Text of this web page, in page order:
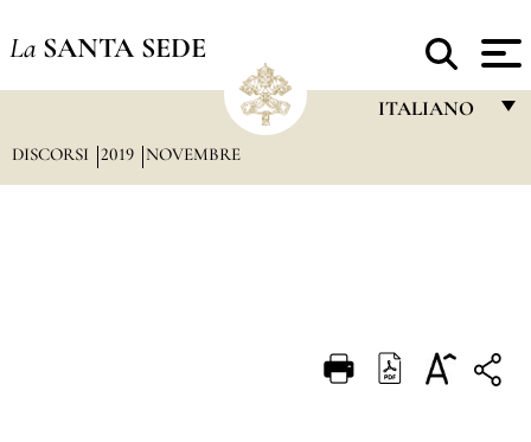
La SANTA SEDE
ITALIANO
DEUTSCH
DISCORSI 2019 NOVEMBRE